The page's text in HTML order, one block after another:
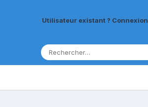
Utilisateur existant ? Connexion